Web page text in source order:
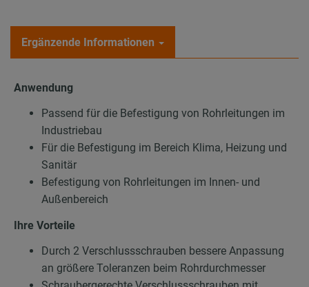
Ergänzende Informationen
Anwendung
Passend für die Befestigung von Rohrleitungen im
Industriebau
Für die Befestigung im Bereich Klima, Heizung und
Sanitär
Befestigung von Rohrleitungen im Innen- und
Außenbereich
Ihre Vorteile
Durch 2 Verschlussschrauben bessere Anpassung
an größere Toleranzen beim Rohrdurchmesser